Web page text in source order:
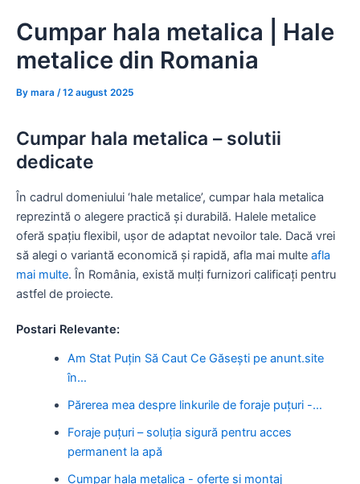
Cumpar hala metalica | Hale
metalice din Romania
By mara /12 august 2025
Cumpar hala metalica – solutii
dedicate
În cadrul domeniului ‘hale metalice’, cumpar hala metalica
reprezintă o alegere practică și durabilă. Halele metalice
oferă spațiu flexibil, ușor de adaptat nevoilor tale. Dacă vrei
să alegi o variantă economică și rapidă, afla mai multe afla
mai multe. În România, există mulți furnizori calificați pentru
astfel de proiecte.
Postari Relevante:
Am Stat Puțin Să Caut Ce Găsești pe anunt.site
în…
Părerea mea despre linkurile de foraje puțuri -…
Foraje puțuri – soluția sigură pentru acces
permanent la apă
Cumpar hala metalica - oferte si montaj